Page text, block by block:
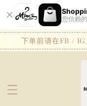
您信赖
下单前请在FB / IG
有人已購買了
1 天前